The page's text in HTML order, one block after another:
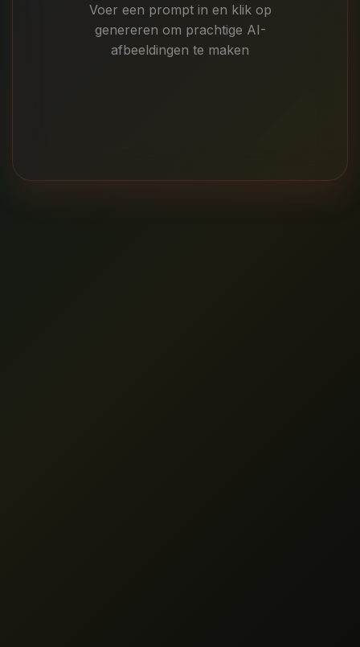
Voer een prompt in en klik op
genereren om prachtige AI-
afbeeldingen te maken